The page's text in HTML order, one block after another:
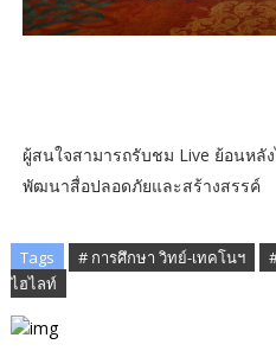
ผู้สนใจสามารถรับชม Live ย้อนหลั
พัฒนาสื่อปลอดภัยและสร้างสรรค์
Tags # การศึกษา วิทย์-เทคโนฯ
ไฮไลท์